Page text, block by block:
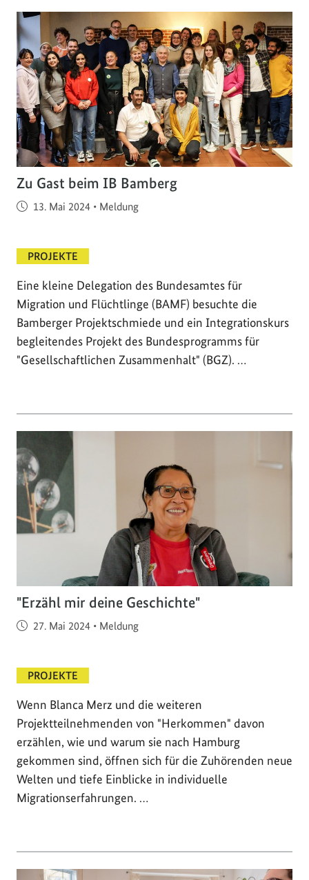
Zu Gast beim IB Bamberg
Veröffentlicht am
13. Mai 2024 • Meldung
PROJEKTE
Eine kleine Delegation des Bundesamtes für
Migration und Flüchtlinge (BAMF) besuchte die
Bamberger Projektschmiede und ein Integrationskurs
begleitendes Projekt des Bundesprogramms für
"Gesellschaftlichen Zusammenhalt" (BGZ). …
"Erzähl mir deine Geschichte"
Veröffentlicht am
27. Mai 2024 • Meldung
PROJEKTE
Wenn Blanca Merz und die weiteren
Projektteilnehmenden von "Herkommen" davon
erzählen, wie und warum sie nach Hamburg
gekommen sind, öffnen sich für die Zuhörenden neue
Welten und tiefe Einblicke in individuelle
Migrationserfahrungen. …